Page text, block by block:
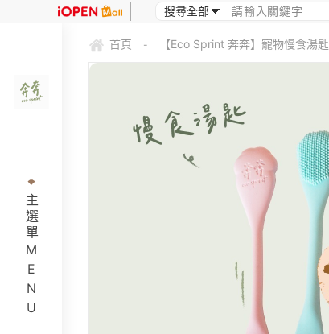
主選單MENU
首頁 - 【Eco Sprint 奔奔】寵物慢食湯匙